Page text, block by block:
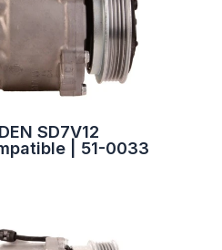
SD7V12
| 51-0033